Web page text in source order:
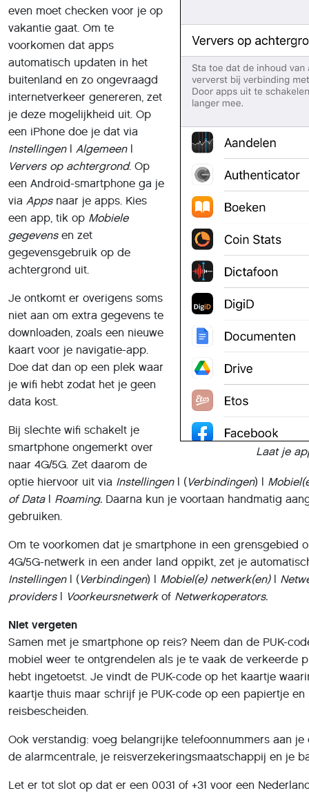
Laat je
even moet checken voor je op
vakantie gaat. Om te
voorkomen dat apps
automatisch updaten in het
buitenland en zo ongevraagd
internetverkeer genereren, zet
je deze mogelijkheid uit. Op
een iPhone doe je dat via
Instellingen | Algemeen |
Ververs op achtergrond. Op
een Android-smartphone ga je
via Appsnaar je apps. Kies
een app, tik op Mobiele
gegevensen zet
gegevensgebruik op de
achtergrond uit.
Je ontkomt er overigens soms
niet aan om extra gegevens te
downloaden, zoals een nieuwe
kaart voor je navigatie-app.
Doe dat dan op een plek waar
je wifi hebt zodat het je geen
data kost.
Bij slechte wifi schakelt je
smartphone ongemerkt over
naar 4G/5G. Zet daarom de
optie hiervoor uit via Instellingen | (Verbindingen) |
of Data | Roaming. Daarna kun je voortaan handmatig
gebruiken.
Om te voorkomen dat je smartphone in een grensgebied
4G/5G-netwerk in een ander land oppikt, zet je
Instellingen | (Verbindingen) | Mobiel(e) netwerk(en) |
providers | Voorkeursnetwerk of Netwerkoperators.
Niet vergeten
Samen met je smartphone op reis? Neem dan de PUK-
mobiel weer te ontgrendelen als je te vaak de verkeerde
hebt ingetoetst. Je vindt de PUK-code op het kaartje
kaartje thuis maar schrijf je PUK-code op een papiertje
reisbescheiden.
Ook verstandig: voeg belangrijke telefoonnummers aan je
de alarmcentrale, je reisverzekeringsmaatschappij en je
Let er tot slot op dat er een 0031 of +31 voor een